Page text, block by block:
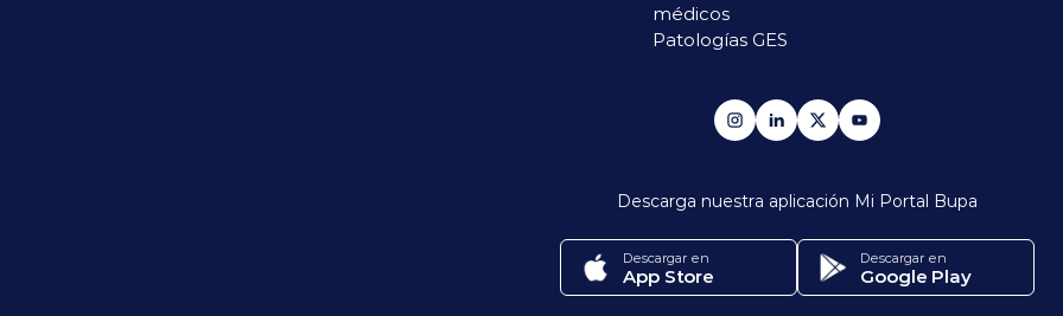
médicos
Patologías GES
Descarga nuestra aplicación Mi Portal Bupa
Descargar en
App Store
Descargar en
Google Play